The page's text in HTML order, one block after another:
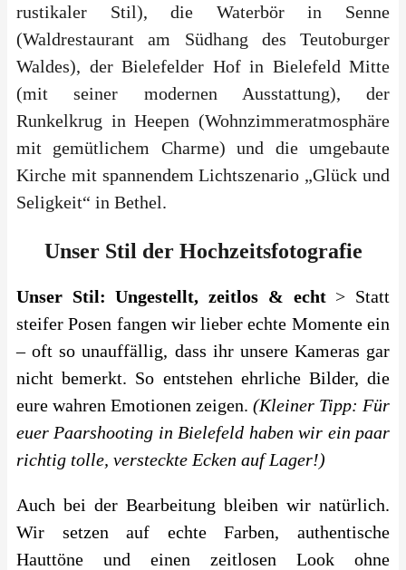
rustikaler Stil), die Waterbör in Senne
(Waldrestaurant am Südhang des Teutoburger
Waldes), der Bielefelder Hof in Bielefeld Mitte
(mit seiner modernen Ausstattung), der
Runkelkrug in Heepen (Wohnzimmeratmosphäre
mit gemütlichem Charme) und die umgebaute
Kirche mit spannendem Lichtszenario „Glück und
Seligkeit“ in Bethel.
Unser Stil der Hochzeitsfotografie
Unser Stil: Ungestellt, zeitlos & echt > Statt
steifer Posen fangen wir lieber echte Momente ein
– oft so unauffällig, dass ihr unsere Kameras gar
nicht bemerkt. So entstehen ehrliche Bilder, die
eure wahren Emotionen zeigen. (Kleiner Tipp: Für
euer Paarshooting in Bielefeld haben wir ein paar
richtig tolle, versteckte Ecken auf Lager!)
Auch bei der Bearbeitung bleiben wir natürlich.
Wir setzen auf echte Farben, authentische
Hauttöne und einen zeitlosen Look ohne